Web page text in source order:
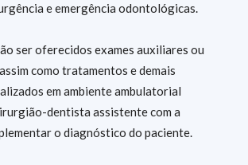
e emergência odontológicas.
ser oferecidos exames auxiliares ou
como tratamentos e demais
em ambiente ambulatorial
dentista assistente com a
o diagnóstico do paciente.